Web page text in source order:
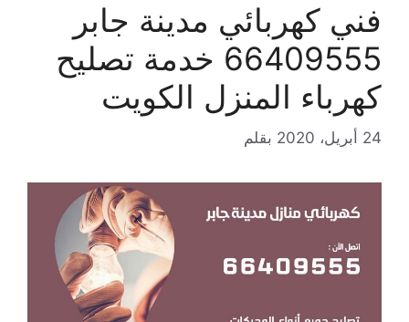
فني كهربائي مدينة جابر
66409555 خدمة تصليح
كهرباء المنزل الكويت
24 أبريل، 2020 بقلم